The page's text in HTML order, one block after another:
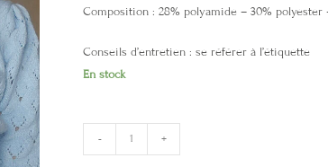
Composition : 28% polyamide – 30% polyester
Conseils d’entretien : se référer à l’étiquette
En stock
- +